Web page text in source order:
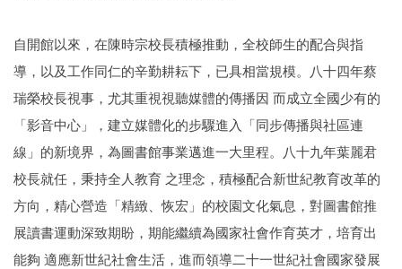
自開館以來，在陳時宗校長積極推動，全校師生的配合與指
導，以及工作同仁的辛勤耕耘下，已具相當規模。八十四年蔡
瑞榮校長視事，尤其重視視聽媒體的傳播因 而成立全國少有的
「影音中心」，建立媒體化的步驟進入「同步傳播與社區連
線」的新境界，為圖書館事業邁進一大里程。八十九年葉麗君
校長就任，秉持全人教育 之理念，積極配合新世紀教育改革的
方向，精心營造「精緻、恢宏」的校園文化氣息，對圖書館推
展讀書運動深致期盼，期能繼續為國家社會作育英才，培育出
能夠 適應新世紀社會生活，進而領導二十一世紀社會國家發展